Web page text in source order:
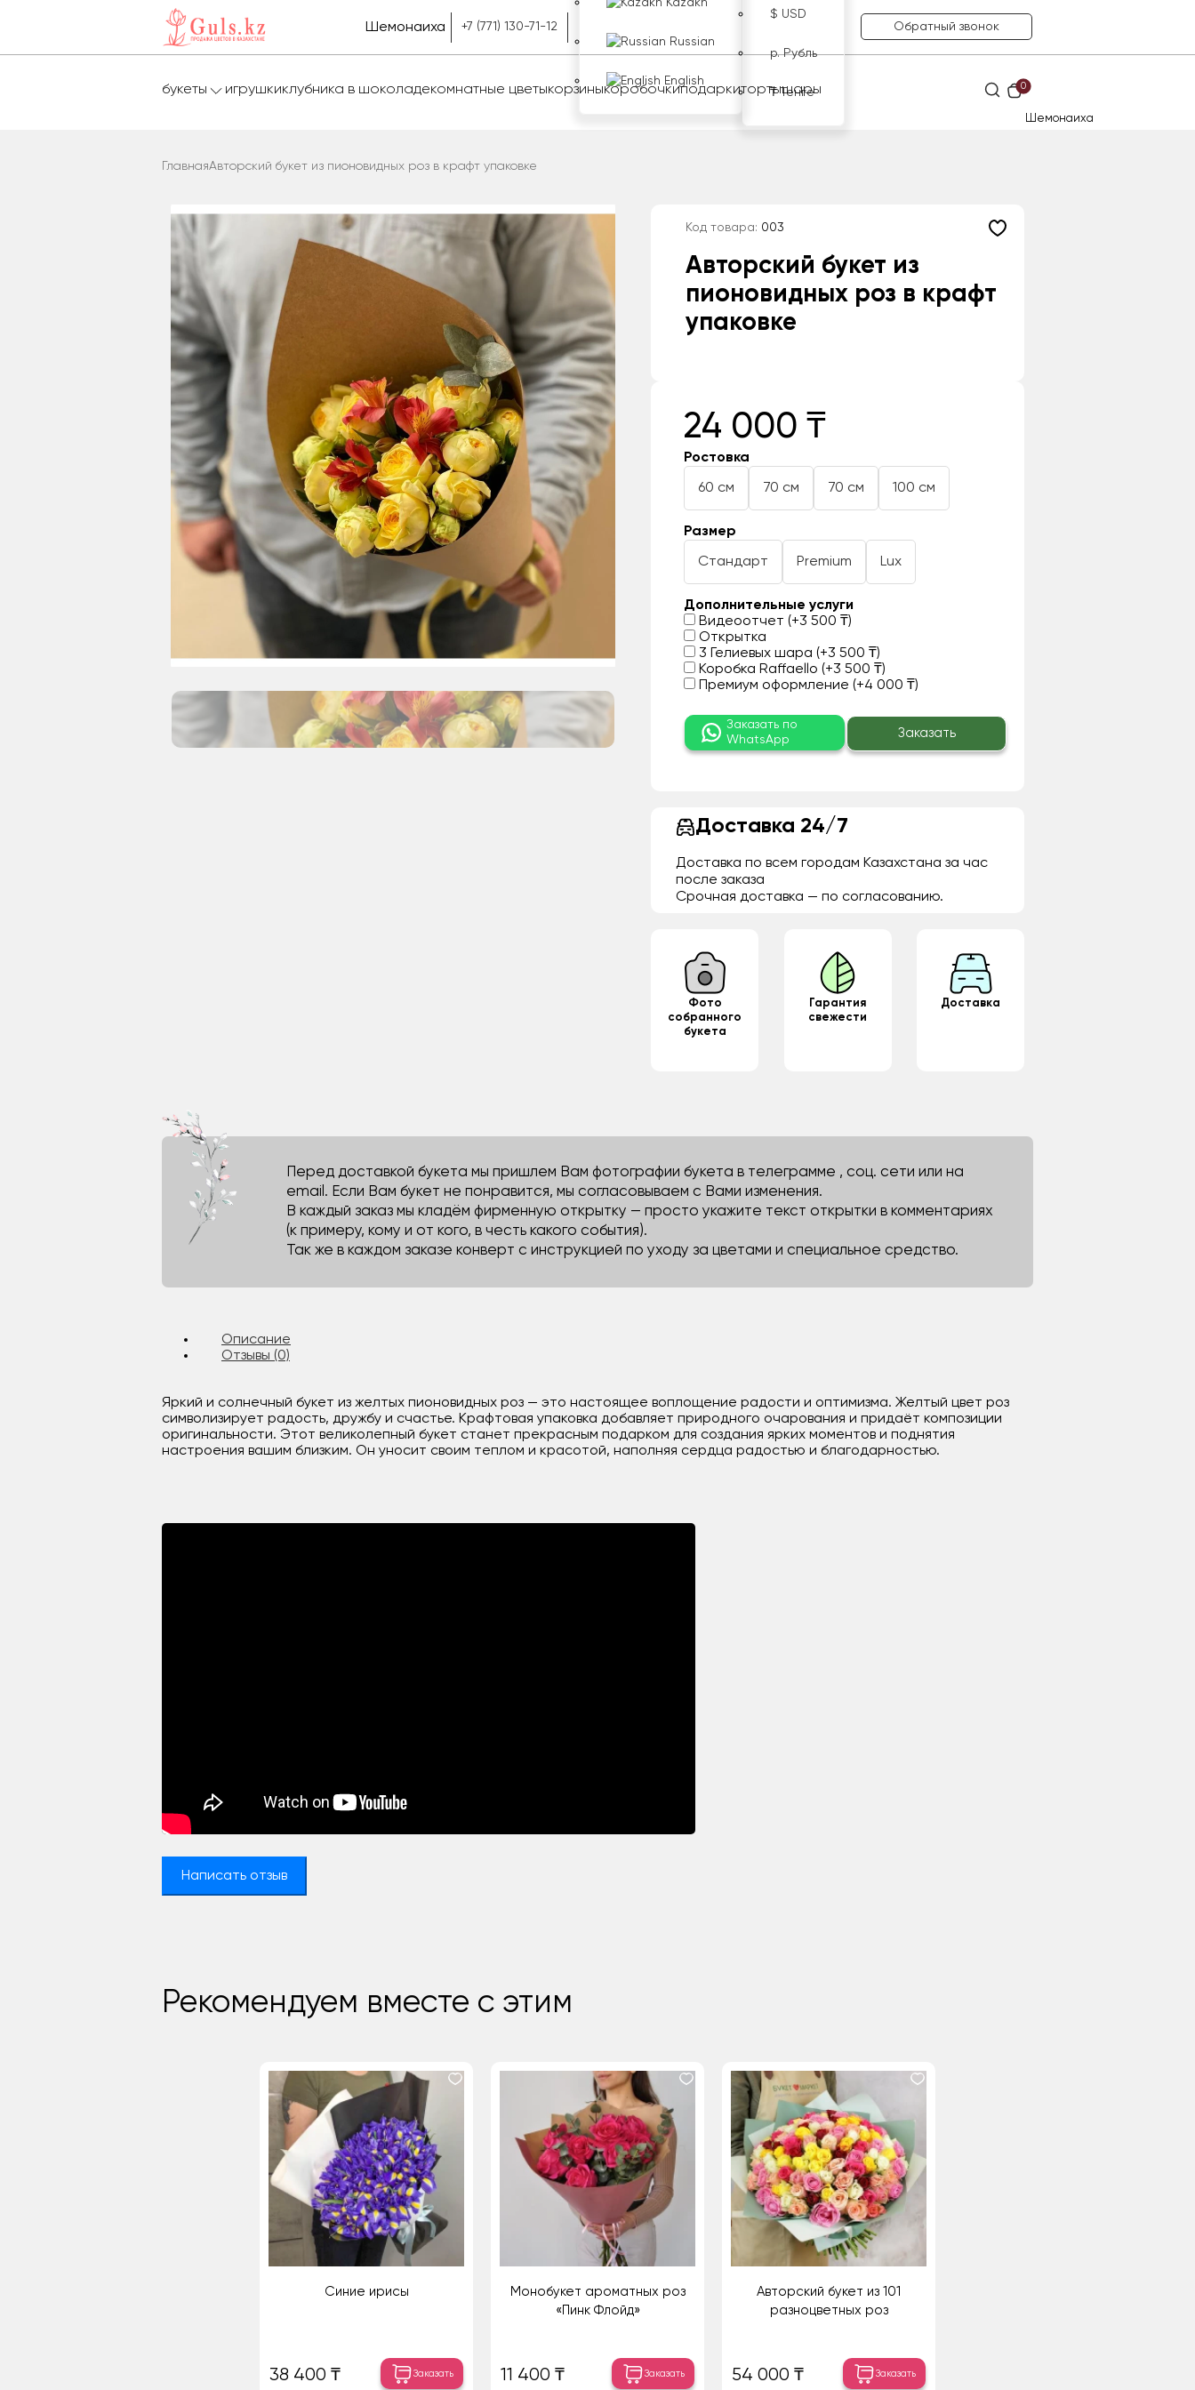
Шемонаиха +7 (771) 130-71-12
Kazakh
Russian
English
$ USD
р. Рубль
₸ Тенге
Обратный звонок
букеты игрушкиклубника в шоколадекомнатные цветыкорзиныкоробочкиподаркитортышары 0
Шемонаиха
ГлавнаяАвторский букет из пионовидных роз в крафт упаковке
Код товара: 003
Авторский букет из
пионовидных роз в крафт
упаковке
24 000 ₸
Ростовка
60 см 70 см 70 см 100 см
Размер
Стандарт Premium Lux
Дополнительные услуги
Видеоотчет (+3 500 ₸)
Открытка
3 Гелиевых шара (+3 500 ₸)
Коробка Raffaello (+3 500 ₸)
Премиум оформление (+4 000 ₸)
Заказать по
WhatsApp
Заказать
Доставка 24/7
Доставка по всем городам Казахстана за час
после заказа
Срочная доставка — по согласованию.
Фото
собранного
букета
Гарантия
свежести
Доставка
Перед доставкой букета мы пришлем Вам фотографии букета в телеграмме , соц. сети или на
email. Если Вам букет не понравится, мы согласовываем с Вами изменения.
В каждый заказ мы кладём фирменную открытку — просто укажите текст открытки в комментариях
(к примеру, кому и от кого, в честь какого события).
Так же в каждом заказе конверт с инструкцией по уходу за цветами и специальное средство.
Описание
Отзывы (0)
Яркий и солнечный букет из желтых пионовидных роз — это настоящее воплощение радости и оптимизма. Желтый цвет роз
символизирует радость, дружбу и счастье. Крафтовая упаковка добавляет природного очарования и придаёт композиции
оригинальности. Этот великолепный букет станет прекрасным подарком для создания ярких моментов и поднятия
настроения вашим близким. Он уносит своим теплом и красотой, наполняя сердца радостью и благодарностью.
Написать отзыв
Рекомендуем вместе с этим
Синие ирисы
38 400 ₸ Заказать
Монобукет ароматных роз
«Пинк Флойд»
11 400 ₸ Заказать
Авторский букет из 101
разноцветных роз
54 000 ₸ Заказать